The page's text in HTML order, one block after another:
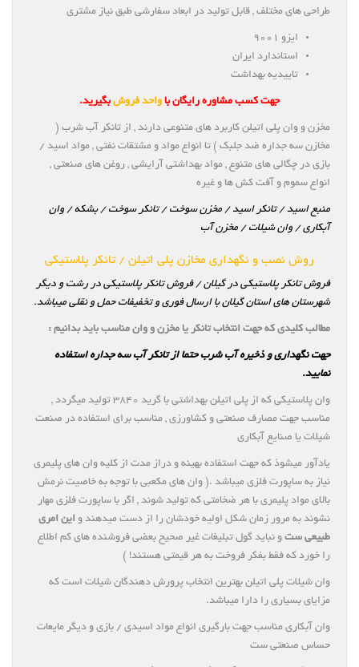
طراحی های مختلف , قابل تولید در ابعاد سفارشی طبق نیاز مشتری
ایزو ۹۰۰۱
استاندارد ایران
تاییدیه بهداشت
جهت کسب مشاوره رایگان با واحد فروشبگیرید.
مخزن و وان پلی اتیلن کاربرد های متنوعی دارند , از تانکر آب شرب (
مخازن سه جداره ضد جلبک ) تا انواع مواد و مشتقات نفتی , مواد اسید /
بازی در چگالی های متنوع , مواد بهداشتی آرایشی , روغن های صنعتی ,
انواع سموم و آفت کش ها و غیره
منبع اسید / تانکر اسید / مخزن سوخت / تانکر سوخت / بشکه / وان
آبکاری / وان شیلات / مخزن آب
روش نصب و نگهداری مخازن پلی اتیلن / تانکر پلاستیکی
فروش تانکر پلاستیکی در گیلان / فروش تانکر پلاستیکی در رشت و دیگر
شهرستان های استان گیلان با ارسال فوری و تخفیفات حمل و نقلی میباشد.
مطالب کلیدی که جهت انتخاب تانکر یا مخزن و وان مناسب باید بدانیم :
جهت نگهداری و ذخیره آب شرب حتما از تانکر آب سه جداره استفاده
نمایید.
وان پلاستیکی که از پلی اتیلن بهداشتی با گرید ۳۸۴۰ تولید میگردد ,
مناسب جهت مصارف صنعتی و کشاورزی , مناسب برای استفاده در صنعت
شیلات یا صنایع آبکاری
یادآور میشوذ که جهت استفاده بهینه و دراز مدت از کلیه وان های پلیمری
نیاز به ساپورت فلزی میباشد .( وان های مکعبی با توجه به خاصیت نرمش
بالای مواد پلیمری با هر ضخامتی که تولید شوند , اگر با ساپورت فلزی مهار
نشوند به مرور زمان شکل اولیه خودشان را از دست میدهند و این امری
طبیعی ست و نباید گول تبلیغات غیر صحیح بعضی فروشنده های کم اطلاع
را خورد که فقط بفکر فروخت به هر قیمتی هستند! )
وان شیلات پلی اتیلن بهترین انتخاب پرورش دهندگان شیلات است که
مزایای بسیاری را دارا میباشد.
وان آبکاری مناسب جهت بارگیری انواع مواد اسیدی / بازی و دیگر مایعات
حساس صنعتی ست